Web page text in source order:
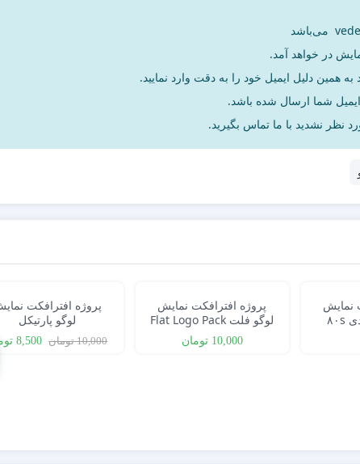
در خواهد آمد.
همین دلیل ایمیل خود را به دقت وارد نمایید.
نظر نشدید با ما تماس بگیرید.
نمایش
لوگو دهه هشتادی ۸۰s
پروژه افترافکت نمایش
لوگو فلت Flat Logo Pack
10,000 تومان
پروژه افترافکت
لوگو پارتیکل
10,000 تومان 8,500